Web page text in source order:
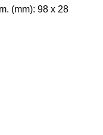
(mm): 98 x 28